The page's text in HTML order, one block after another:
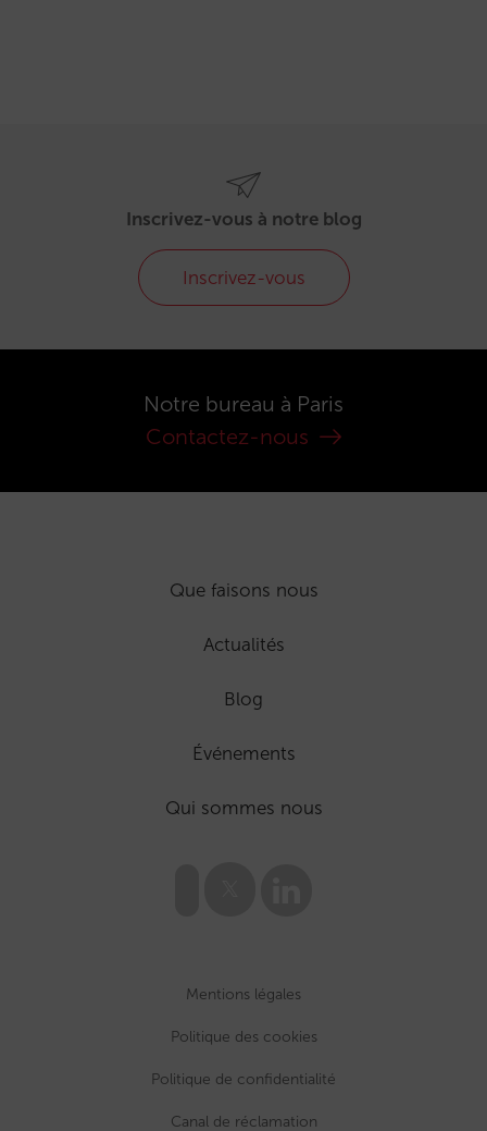
Inscrivez-vous à notre blog
Inscrivez-vous
Notre bureau à Paris
Contactez-nous
Que faisons nous
Actualités
Blog
Événements
Qui sommes nous
Mentions légales
Politique des cookies
Politique de confidentialité
Canal de réclamation